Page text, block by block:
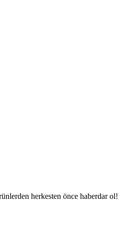
herkesten önce haberdar ol!